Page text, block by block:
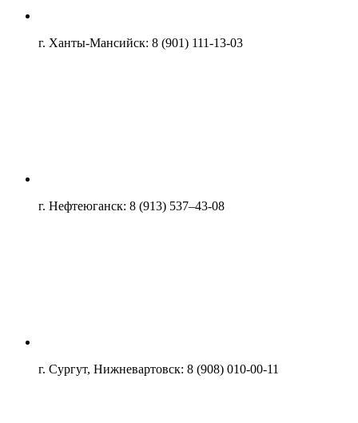
г. Ханты-Мансийск: 8 (901) 111-13-03
г. Нефтеюганск: 8 (913) 537–43-08
г. Сургут, Нижневартовск: 8 (908) 010-00-11